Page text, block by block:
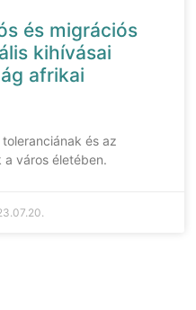
és migrációs
kihívásai
afrikai
és az
város életében.